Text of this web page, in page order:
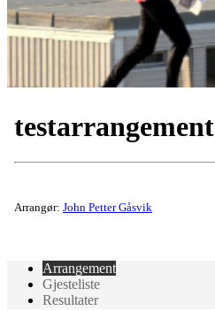
testarrangement
Arrangør: John Petter Gåsvik
Arrangement
Gjesteliste
Resultater